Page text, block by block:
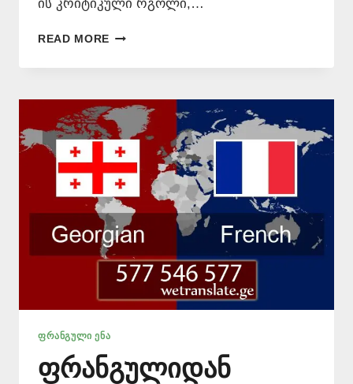
ის კრიტიკული რგოლი,…
READ MORE ᲤᲠᲐᲜᲒᲣᲚᲘ
ᲛᲪᲝᲓᲜᲔ
577
546
577
ᲤᲠᲐᲜᲒᲣᲚᲘ ᲔᲜᲐ
ფრანგულიდან